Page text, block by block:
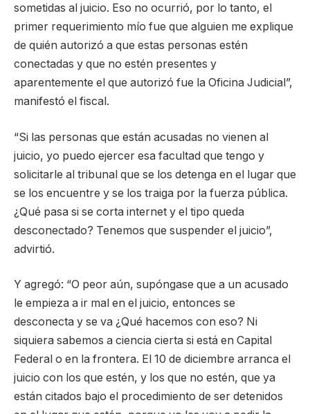
sometidas al juicio. Eso no ocurrió, por lo tanto, el
primer requerimiento mío fue que alguien me explique
de quién autorizó a que estas personas estén
conectadas y que no estén presentes y
aparentemente el que autorizó fue la Oficina Judicial”,
manifestó el fiscal.
“Si las personas que están acusadas no vienen al
juicio, yo puedo ejercer esa facultad que tengo y
solicitarle al tribunal que se los detenga en el lugar que
se los encuentre y se los traiga por la fuerza pública.
¿Qué pasa si se corta internet y el tipo queda
desconectado? Tenemos que suspender el juicio”,
advirtió.
Y agregó: “O peor aún, supóngase que a un acusado
le empieza a ir mal en el juicio, entonces se
desconecta y se va ¿Qué hacemos con eso? Ni
siquiera sabemos a ciencia cierta si está en Capital
Federal o en la frontera. El 10 de diciembre arranca el
juicio con los que estén, y los que no estén, que ya
están citados bajo el procedimiento de ser detenidos